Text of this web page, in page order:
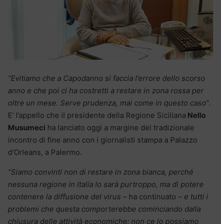
“Evitiamo che a Capodanno si faccia l’errore dello scorso
anno e che poi ci ha costretti a restare in zona rossa per
oltre un mese. Serve prudenza, mai come in questo caso“.
E’ l’appello che il presidente della Regione Siciliana Nello
Musumeci ha lanciato oggi a margine del tradizionale
incontro di fine anno con i giornalisti stampa a Palazzo
d’Orleans, a Palermo.
“Siamo convinti non di restare in zona bianca, perché
nessuna regione in Italia lo sarà purtroppo, ma di potere
contenere la diffusione del virus – ha continuato – e tutti i
problemi che questa comporterebbe cominciando dalla
chiusura delle attività economiche: non ce lo possiamo